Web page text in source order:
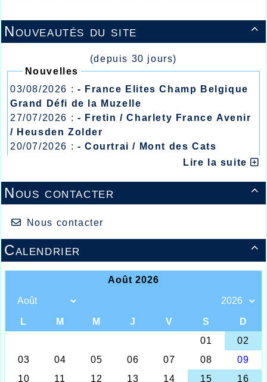

Nouveautés du site
(depuis 30 jours)
Nouvelles
03/08/2026 : - France Elites Champ Belgique
Grand Défi de la Muzelle
27/07/2026 : - Fretin / Charlety France Avenir
/ Heusden Zolder
20/07/2026 : - Courtrai / Mont des Cats
- Lyon / Meeting Abeilles /Lire la suite

Nous contacter
Nous contacter

Calendrier
La cadette Betine KESTELOOT sur la 1ère
Un week-end plutôt calme pour les athlètes
de l’AHVL, où certains se sont retrouvés à
la course du souvenir à Ploegsteert chez